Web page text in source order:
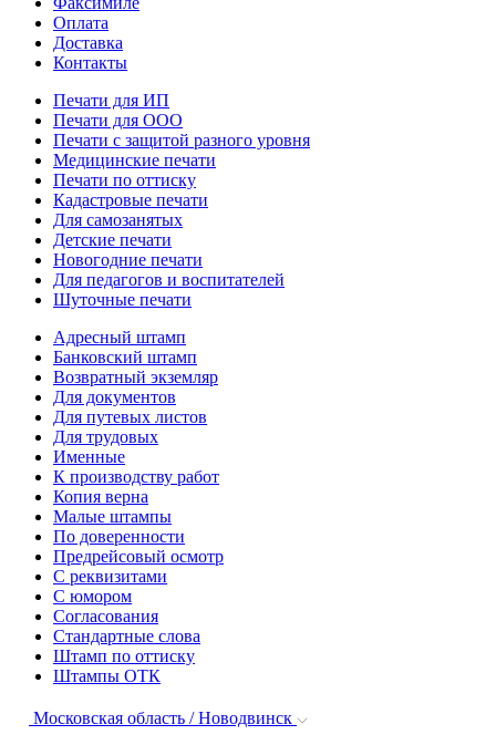
Оплата
Доставка
Контакты
Печати для ИП
Печати для ООО
Печати с защитой разного уровня
Медицинские печати
Печати по оттиску
Кадастровые печати
Для самозанятых
Детские печати
Новогодние печати
Для педагогов и воспитателей
Шуточные печати
Адресный штамп
Банковский штамп
Возвратный экземляр
Для документов
Для путевых листов
Для трудовых
Именные
К производству работ
Копия верна
Малые штампы
По доверенности
Предрейсовый осмотр
С реквизитами
С юмором
Согласования
Стандартные слова
Штамп по оттиску
Штампы ОТК
Московская область / Новодвинск